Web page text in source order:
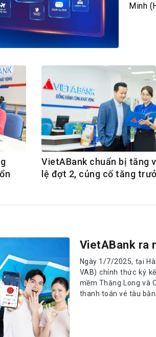
Đấu giá tài sản
Thanh toán –Thẻ
Nhà quản trị
Cơ hội việc làm
ĐẤU GIÁ TÀI SẢN
Minh
VietABank chuẩn bị tăng
lệ đợt 2, củng cố tăng
VietABank ra
Ngày 1/7/2025, tại
VAB) chính thức ký
mềm Thăng Long và
thanh toán vé tàu